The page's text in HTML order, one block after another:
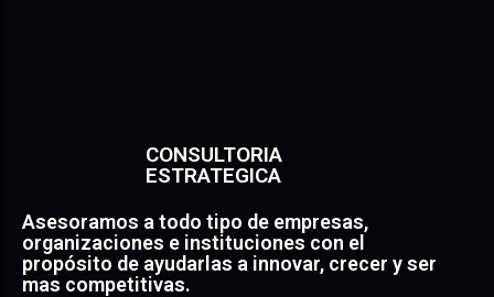
CONSULTORIA
ESTRATEGICA
Asesoramos a todo tipo de empresas,
organizaciones e instituciones con el
propósito de ayudarlas a innovar, crecer y ser
mas competitivas.